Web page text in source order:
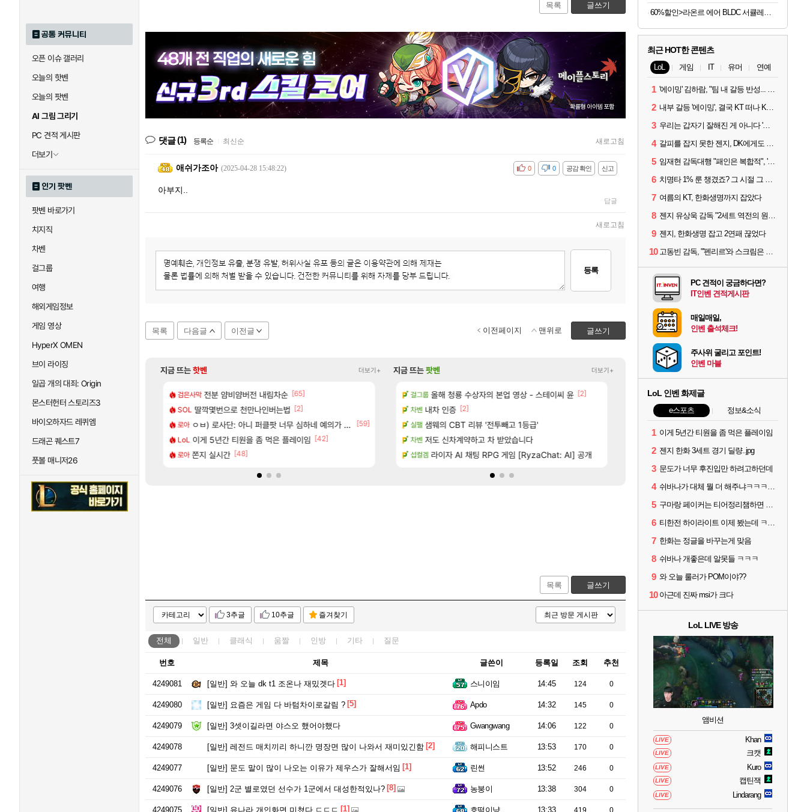
공통 커뮤니티
오픈 이슈 갤러리
오늘의 핫벤
오늘의 팟벤
AI 그림 그리기
PC 견적 게시판
더보기
인기 팟벤
팟벤 바로가기
치지직
차벤
걸그룹
여행
해외게임정보
게임 영상
HyperX OMEN
브이 라이징
일곱 개의 대죄: Origin
몬스터헌터 스토리즈3
바이오하자드 레퀴엠
드래곤 퀘스트7
풋볼 매니저26
목록 글쓰기
댓글(1) 등록순 최신순 새로고침
애쉬가조아 (2025-04-28 15:48:22) 신고
공감 확인
비공감 0
0
아부지..
답글
새로고침
등록
목록 다음글 이전글 글쓰기
이전페이지 맨위로
지금 뜨는핫벤 더보기+
떡상한 팔찌옵션 [31]
뚫었다 [9]
억컷ㅋㅋㅋ [64]
이트메어 클리어 TOP10 알려드립니다.
검은사막 전분 얌비얌버전 내림차순 [65]
SOL 딸깍몇번으로 천만나인버는법 [2]
로아 ㅇㅂ) 로사단: 아니 퍼클팟 너무 심하네 예의가 없어(?)
[59]
LoL 이게 5년간 티원을 좀 먹은 플레이임 [42]
로아 쫀지 실시간 [48]
로아 ㅇㅂ) 쫀지 채팅창 ㅋㅋㅋㅋㅋㅋㅋㅋㅋㅋㅋ [45]
메이플 메이플 렉걸리는 애들은 참고해라
검은사막 근데 펄없 얘들은 왜 아직도 [25]
메이플 “ 경기도 사실상 부도. ” [231]
로아 [벨가르딘 The FIRST] 운영 후기 + 1~3위 공대 축하 Ai짤 [74]
와ㅅㅂ 현질 금액 1억이 넘네요..다들 꼭 해보십셔ㅁㅊ
오늘 갑자기 떡상한 팔찌옵션 [31]
에마삼 6억컷ㅋㅋㅋ [64]
[벨가르딘] 나이트메어 클리어 TOP10 알려드립니다.
지금 뜨는팟벤 더보기+
전 세계관, 완결편에 집결 [1]
구라 개발사 신작 [시노비 넥서스] 연내 출시 예정
신작 서브컬쳐 게임 [펄 인 블루] 티저 사이트 오픈
만화 | 야간 보초는 너무 힘들어
리밋제로 테스트 때는 로비에 온라인 기능이 있는데
비스트 챕터별 길찾기/지도 공략 (1 ~ 12장)
PV 비스트 오브 리인카네이션 오픈 트레일러
아스오라 「에린」 컨셉 포스터 공개
여행 7년만에 가족여행을 다녀왔습니다.
걸그룹 올해 청룡 수상자의 본업 영상 - 스테이씨 윤 [2]
차벤 내차 인증 [2]
실팰 샘웨의 CBT 리뷰 '전투빼고 1등급'
차벤 저도 신차계약하고 차 받았습니다
섭컬겜 라이자 AI 채팅 RPG 게임 [RyzaChat: AI] 공개
나혼렙 과부하 한정 아니다! 정예림, 화속성 서포터 세대
FF7 외전 세계관, 완결편에 집결
넷마블, 신작 서브컬쳐 게임 [펄 인 블루] 티저 사이트
아주프로 4컷 만화 | 야간 보초는 너무 힘들어
목록 글쓰기
3추글 10추글 즐겨찾기
전체 일반 클래식 움짤 인방 기타 질문
번호 제목 글쓴이 등록일 조회 추천
4249081 [일반] 와 오늘 dk t1 조온나 재밌겟다 [1] 스니이임 14:45 124 0
4249080 [일반] 요즘은 게임 다 바텀차이로갈림 ? [5] Apdo 14:32 145 0
4249079 [일반] 3셋이길라면 야스오 했어야했다 Gwangwang 14:06 122 0
4249078 [일반] 레전드 매치끼리 하니깐 명장면 많이 나와서 재미있긴함 [2] 해피니스트 13:53 170 0
4249077 [일반] 문도 말이 많이 나오는 이유가 제우스가 잘해서임 [1] 린썬 13:52 246 0
4249076 [일반] 2군 별로였던 선수가 1군에서 대성한적있나? [8] 농붕이 13:38 304 0
4249075 [일반] 유나라 개인화면 미쳤다 ㄷㄷㄷ [1] 호떡이냥 13:33 419 0
60%할인>라온르 에어 BLDC 서큘레이터 S600, 1개
최근 HOT한 콘텐츠
LoL 게임 IT 유머 연예
1 '에이밍' 김하람, "팀 내 갈등 반성... 끝까지 뛰고 싶었다"
2 내부 갈등 '에이밍', 결국 KT 떠나 KRX로...'지우'와 트레이드
3 우리는 갑자기 잘해진 게 아니다 '씨맥' 김대호 감독의 자신감
4 갈피를 잡지 못한 젠지, DK에게도 0:2 패배
5 임재현 감독대행 "패인은 복합적", '도란' "팀에 과부하 왔다"
6 치명타 1% 룬 챙겼죠? 그 시절 그 감성 '롤 클래식' 30일 출시
7 여름의 KT, 한화생명까지 잡았다
8 젠지 유상욱 감독 "2세트 역전의 원인...너무 급했다"
9 젠지, 한화생명 잡고 2연패 끊었다
10 고동빈 감독, "'펜리르'와 스크림은 못 해봤다...선발 고정할 듯"
PC 견적이 궁금하다면?
IT인벤 견적게시판
매일매일,
인벤 출석체크!
주사위 굴리고 포인트!
인벤 마블
LoL 인벤 화제글
e스포츠 정보&소식
1 이게 5년간 티원을 좀 먹은 플레이임
2 젠지 한화 3세트 경기 딜량..jpg
3 문도가 너무 후진입만 하려고하던데
4 쉬바나가 대체 뭘 더 해주냐ㅋㅋㅋㅋㅋㅋ
5 구마랑 페이커는 티어정리챔하면 안됨
6 티한전 하이라이트 이제 봤는데 ㅋㅋㅋ
7 한화는 정글을 바꾸는게 맞음
8 쉬바나 개좋은데 알못들 ㅋㅋㅋ
9 와 오늘 룰러가 POM이야??
10 아근데 진짜 msi가 크다
LoL LIVE 방송
앰비션
LIVE Khan
LIVE 크캣
LIVE Kuro
LIVE 캡틴잭
LIVE Lindarang